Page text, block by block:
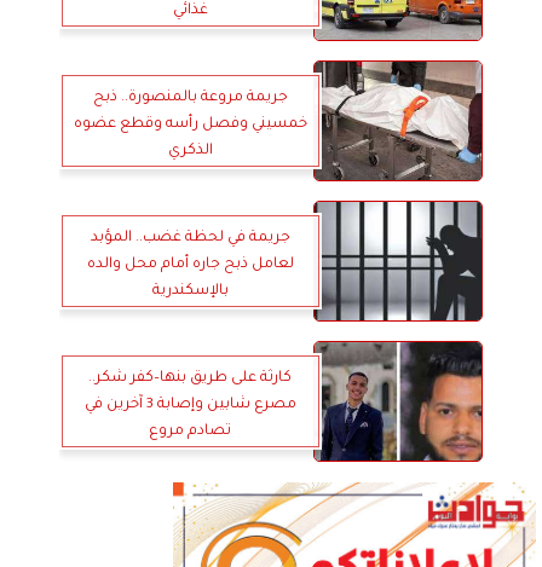
غذائي
جريمة مروعة بالمنصورة.. ذبح
خمسيني وفصل رأسه وقطع عضوه
الذكري
جريمة في لحظة غضب.. المؤبد
لعامل ذبح جاره أمام محل والده
بالإسكندرية
كارثة على طريق بنها–كفر شكر..
مصرع شابين وإصابة 3 آخرين في
تصادم مروع